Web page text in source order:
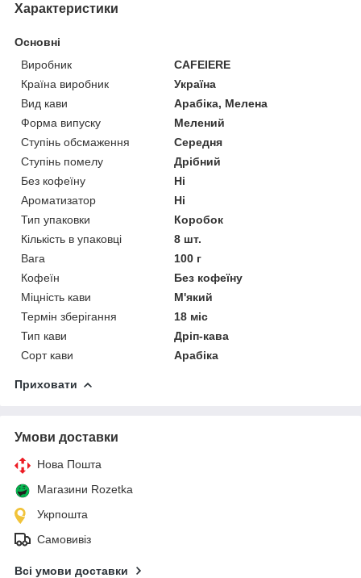
Характеристики
Основні
Виробник
CAFEIERE
Країна виробник
Україна
Вид кави
Арабіка, Мелена
Форма випуску
Мелений
Ступінь обсмаження
Середня
Ступінь помелу
Дрібний
Без кофеїну
Ні
Ароматизатор
Ні
Тип упаковки
Коробок
Кількість в упаковці
8 шт.
Вага
100 г
Кофеїн
Без кофеїну
Міцність кави
М'який
Термін зберігання
18 міс
Тип кави
Дріп-кава
Сорт кави
Арабіка
Приховати
Умови доставки
Нова Пошта
Магазини Rozetka
Укрпошта
Самовивіз
Всі умови доставки